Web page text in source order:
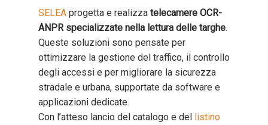
SELEA progetta e realizza telecamere OCR-
ANPR specializzate nella lettura delle targhe.
Queste soluzioni sono pensate per
ottimizzare la gestione del traffico, il controllo
degli accessi e per migliorare la sicurezza
stradale e urbana, supportate da software e
applicazioni dedicate.
Con l’atteso lancio del catalogo e del listino